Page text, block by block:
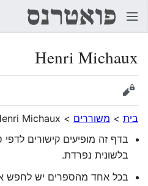
Henri Michaux
הצגת מקור
בית > משוררים >
Michaux
בדף זה מופיעים קישורים
בלשונית נפרדת.
בכל אחד מהספרים יש לחפש